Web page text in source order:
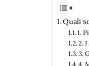
Quali
1.
2.
3.
4.